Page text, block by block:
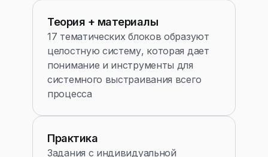
Теория + материалы
17 тематических блоков образуют
целостную систему, которая дает
понимание и инструменты для
системного выстраивания всего
процесса
Практика
Задания с индивидуальной